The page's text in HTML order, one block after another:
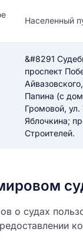
Населенный
&#8291
проспект
Папина (с
Громовой,
Яблочкина;
Строителей.
о судах